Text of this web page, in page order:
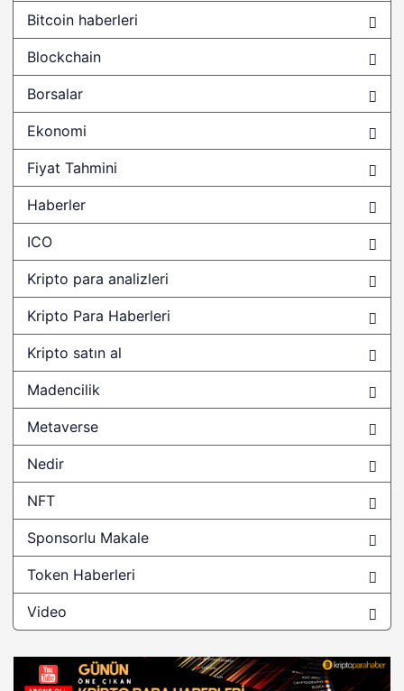
#monstergalaxy
$ POWR
$BOXX
$EOSM18
$turbo
$WSM
$XAIC
0 Komisyon
0-overwinter
000 dolar
01 ağustosta bitcoine ne olacak
0chain
0x
0x token
0x tokeni
1 ağustos bitcoin
Bitcoin haberleri
Blockchain
Borsalar
Ekonomi
Fiyat Tahmini
Haberler
ICO
Kripto para analizleri
Kripto Para Haberleri
Kripto satın al
Madencilik
Metaverse
Nedir
NFT
Sponsorlu Makale
Token Haberleri
Video